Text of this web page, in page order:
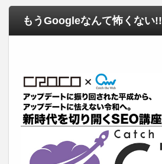
もうGoogleなんて怖くない!!